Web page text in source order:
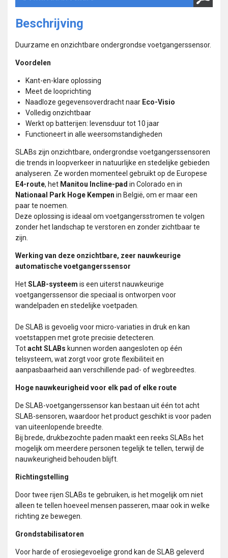
Beschrijving
Duurzame en onzichtbare ondergrondse voetgangerssensor.
Voordelen
Kant-en-klare oplossing
Meet de looprichting
Naadloze gegevensoverdracht naar Eco-Visio
Volledig onzichtbaar
Werkt op batterijen: levensduur tot 10 jaar
Functioneert in alle weersomstandigheden
SLABs zijn onzichtbare, ondergrondse voetgangerssensoren
die trends in loopverkeer in natuurlijke en stedelijke gebieden
analyseren. Ze worden momenteel gebruikt op de Europese
E4-route, het Manitou Incline-pad in Colorado en in
Nationaal Park Hoge Kempen in België, om er maar een
paar te noemen.
Deze oplossing is ideaal om voetgangersstromen te volgen
zonder het landschap te verstoren en zonder zichtbaar te
zijn.
Werking van deze onzichtbare, zeer nauwkeurige
automatische voetgangerssensor
HetSLAB-systeem is een uiterst nauwkeurige
voetgangerssensor die speciaal is ontworpen voor
wandelpaden en stedelijke voetpaden.
De SLAB is gevoelig voor micro-variaties in druk en kan
voetstappen met grote precisie detecteren.
Totacht SLABs kunnen worden aangesloten op één
telsysteem, wat zorgt voor grote flexibiliteit en
aanpasbaarheid aan verschillende pad- of wegbreedtes.
Hoge nauwkeurigheid voor elk pad of elke route
De SLAB-voetgangerssensor kan bestaan uit één tot acht
SLAB-sensoren, waardoor het product geschikt is voor paden
van uiteenlopende breedte.
Bij brede, drukbezochte paden maakt een reeks SLABs het
mogelijk om meerdere personen tegelijk te tellen, terwijl de
nauwkeurigheid behouden blijft.
Richtingstelling
Door twee rijen SLABs te gebruiken, is het mogelijk om niet
alleen te tellen hoeveel mensen passeren, maar ook in welke
richting ze bewegen.
Grondstabilisatoren
Voor harde of erosiegevoelige grond kan de SLAB geleverd